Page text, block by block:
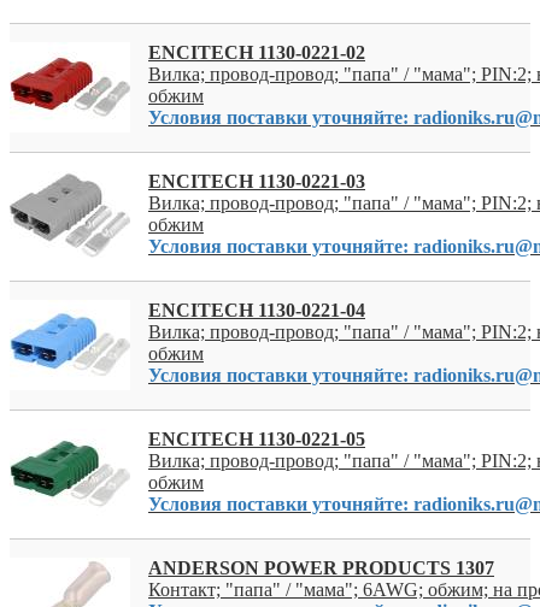
ENCITECH 1130-0221-02
Вилка; провод-провод; "папа" / "мама"; PIN:2;
обжим
Условия поставки уточняйте:
ENCITECH 1130-0221-03
Вилка; провод-провод; "папа" / "мама"; PIN:2;
обжим
Условия поставки уточняйте:
ENCITECH 1130-0221-04
Вилка; провод-провод; "папа" / "мама"; PIN:2;
обжим
Условия поставки уточняйте:
ENCITECH 1130-0221-05
Вилка; провод-провод; "папа" / "мама"; PIN:2;
обжим
Условия поставки уточняйте:
ANDERSON POWER PRODUCTS 1307
Контакт; "папа" / "мама"; 6AWG; обжим; на